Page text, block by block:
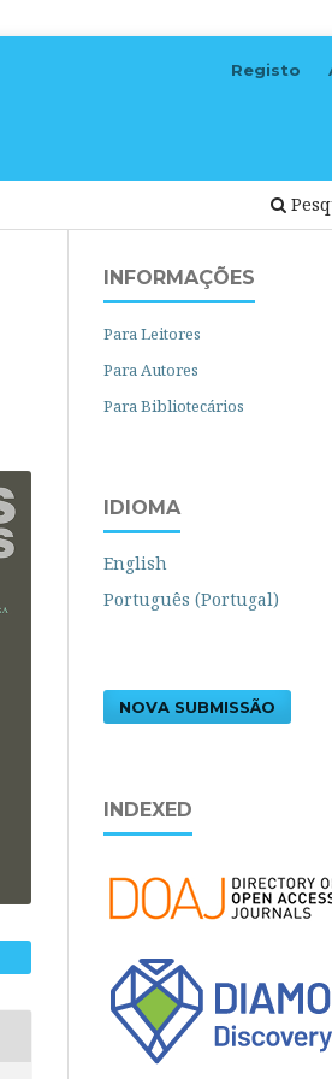
Registo
INFORMAÇÕES
Para Leitores
Para Autores
Para Bibliotecários
IDIOMA
English
Português (Portugal)
NOVA SUBMISSÃO
INDEXED